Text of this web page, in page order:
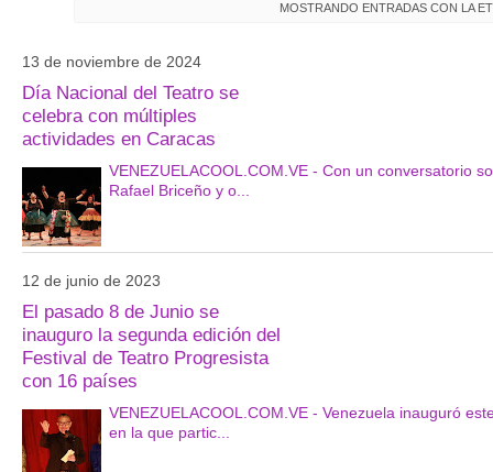
MOSTRANDO ENTRADAS CON LA
13 de noviembre de 2024
Día Nacional del Teatro se
celebra con múltiples
actividades en Caracas
VENEZUELACOOL.COM.VE - Con un conversatorio
Rafael Briceño y o...
12 de junio de 2023
El pasado 8 de Junio se
inauguro la segunda edición del
Festival de Teatro Progresista
con 16 países
VENEZUELACOOL.COM.VE - Venezuela inauguró
en la que partic...